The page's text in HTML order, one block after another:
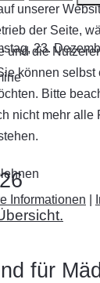
23.
für
unserer
der Seite,
und die
können
Bitte
nicht mehr alle
Informationen